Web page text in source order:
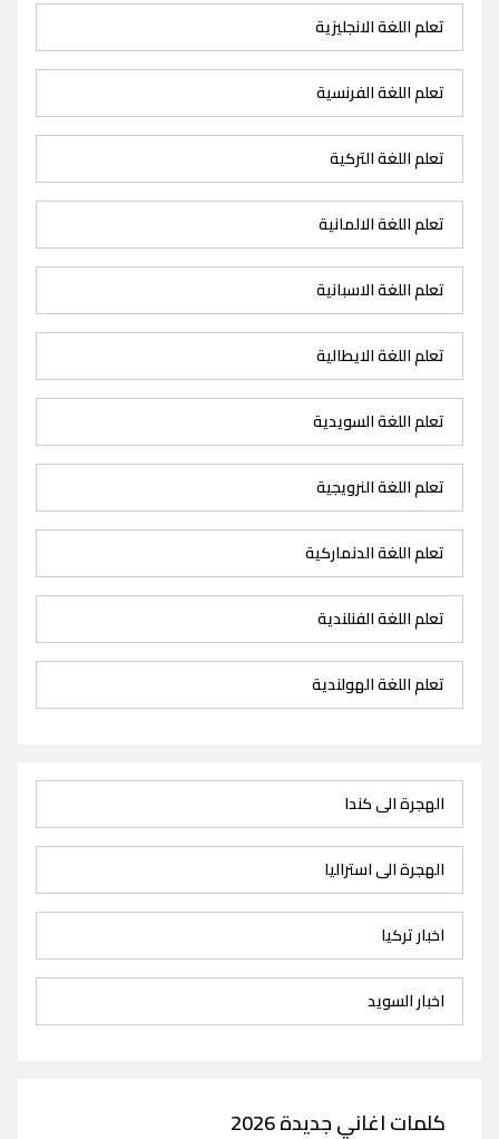
تعلم اللغة الانجليزية
تعلم اللغة الفرنسية
تعلم اللغة التركية
تعلم اللغة الالمانية
تعلم اللغة الاسبانية
تعلم اللغة الايطالية
تعلم اللغة السويدية
تعلم اللغة النرويجية
تعلم اللغة الدنماركية
تعلم اللغة الفنلندية
تعلم اللغة الهولندية
الهجرة الى كندا
الهجرة الى استراليا
اخبار تركيا
اخبار السويد
كلمات اغاني جديدة 2026